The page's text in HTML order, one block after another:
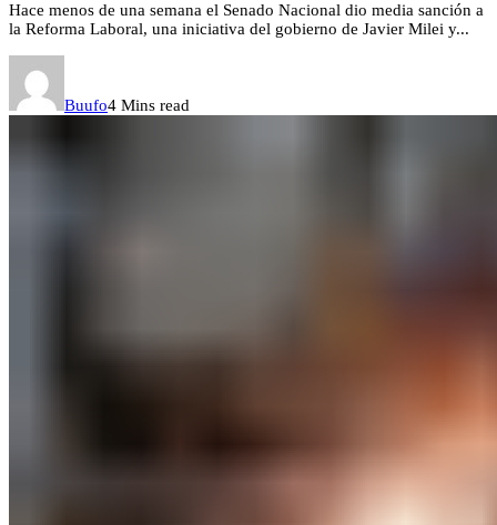
Hace menos de una semana el Senado Nacional dio media sanción a
la Reforma Laboral, una iniciativa del gobierno de Javier Milei y...
Buufo4 Mins read